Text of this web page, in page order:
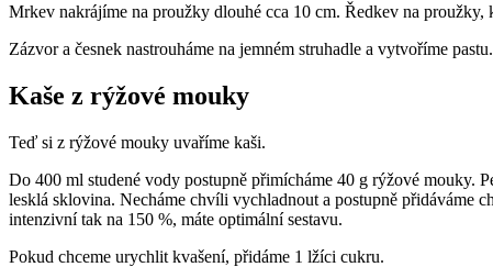
Mrkev nakrájíme na proužky dlouhé cca 10 cm. Ředkev na
Zázvor a česnek nastrouháme na jemném struhadle a vytvoříme pastu.
Kaše z rýžové mouky
Teď si z rýžové mouky uvaříme kaši.
Do 400 ml studené vody postupně přimícháme 40 g rýžové mouky.
lesklá sklovina. Necháme chvíli vychladnout a postupně přidáváme
intenzivní tak na 150 %, máte optimální sestavu.
Pokud chceme urychlit kvašení, přidáme 1 lžíci cukru.